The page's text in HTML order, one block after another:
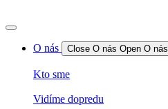
O nás Close O nás Open O nás
Kto sme
Vidíme dopredu